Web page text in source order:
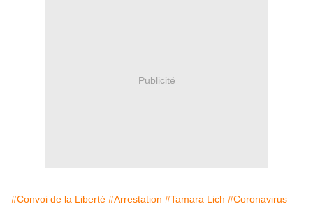
Publicité
#Convoi de la Liberté #Arrestation #Tamara Lich #Coronavirus